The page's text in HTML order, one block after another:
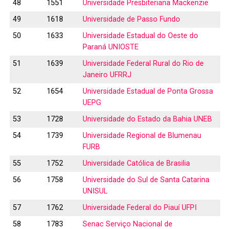
48 1551
Universidade Presbiteriana Mackenzie
49
1618
Universidade de Passo Fundo
50
1633
Universidade Estadual do Oeste do
Paraná UNIOSTE
51
1639
Universidade Federal Rural do Rio de
Janeiro UFRRJ
52
1654
Universidade Estadual de Ponta Grossa
UEPG
53
1728
Universidade do Estado da Bahia UNEB
54
1739
Universidade Regional de Blumenau
FURB
55
1752
Universidade Católica de Brasilia
56
1758
Universidade do Sul de Santa Catarina
UNISUL
57
1762
Universidade Federal do Piauí UFPI
58
1783
Senac Serviço Nacional de